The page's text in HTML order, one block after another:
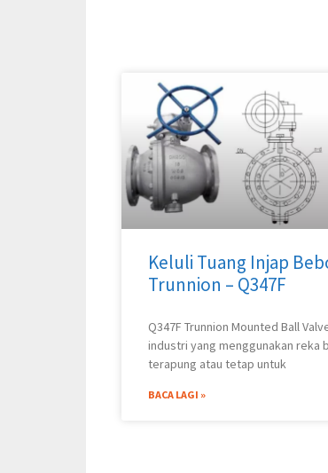
Keluli Tuang Injap
Trunnion – Q347F
Q347F Trunnion Mounted Ball
industri yang menggunakan reka
terapung atau tetap untuk
BACA LAGI »